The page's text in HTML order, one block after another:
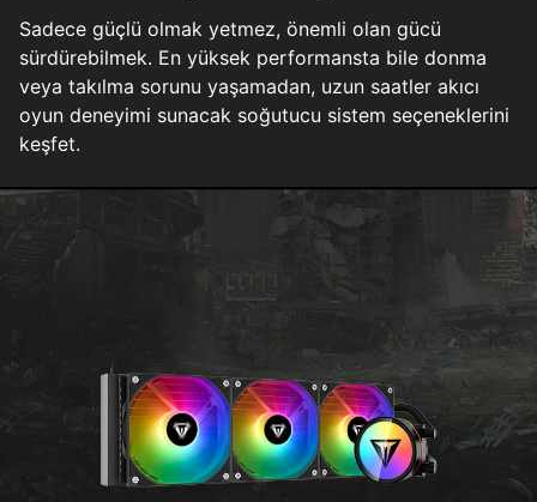
Sadece güçlü olmak yetmez, önemli olan gücü
sürdürebilmek. En yüksek performansta bile donma
veya takılma sorunu yaşamadan, uzun saatler akıcı
oyun deneyimi sunacak soğutucu sistem seçeneklerini
keşfet.